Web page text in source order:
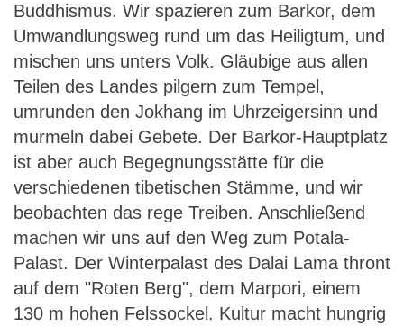
Buddhismus. Wir spazieren zum Barkor, dem
Umwandlungsweg rund um das Heiligtum, und
mischen uns unters Volk. Gläubige aus allen
Teilen des Landes pilgern zum Tempel,
umrunden den Jokhang im Uhrzeigersinn und
murmeln dabei Gebete. Der Barkor-Hauptplatz
ist aber auch Begegnungsstätte für die
verschiedenen tibetischen Stämme, und wir
beobachten das rege Treiben. Anschließend
machen wir uns auf den Weg zum Potala-
Palast. Der Winterpalast des Dalai Lama thront
auf dem "Roten Berg", dem Marpori, einem
130 m hohen Felssockel. Kultur macht hungrig